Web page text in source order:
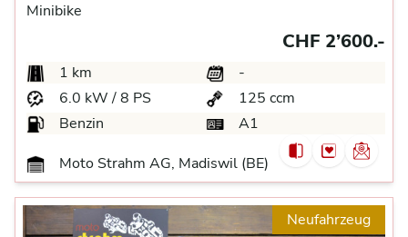
Minibike
CHF 2’600.-
1 km
-
6.0 kW / 8 PS
125 ccm
Benzin
A1
Moto Strahm AG, Madiswil (BE)
Neufahrzeug